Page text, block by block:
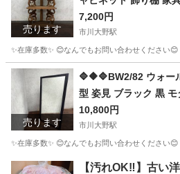
売ります
迎 ◇🔷🔶🔷
7,200円
市川大野駅
✨在庫多数✨ 😊なんでもお問い合わせくださ
千葉 市川市 市川大野駅 収納家具
売ります
🔷🔶🔷BW2/82 ウォー
型 姿見 ブラック 黒
◇🔷🔶🔷
10,800円
市川大野駅
✨在庫多数✨ 😊なんでもお問い合わせくださ
千葉 市川市 市川大野駅 ミラー/鏡
【汚れOK‼️】古い